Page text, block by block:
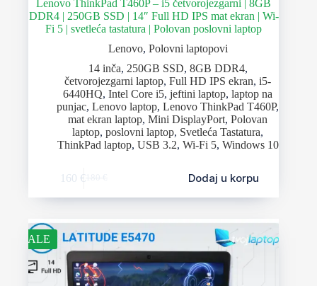
Lenovo ThinkPad T460P – i5 četvorojezgarni | 8GB
DDR4 | 250GB SSD | 14″ Full HD IPS mat ekran | Wi-
Fi 5 | svetleća tastatura | Polovan poslovni laptop
Lenovo, Polovni laptopovi
14 inča, 250GB SSD, 8GB DDR4,
četvorojezgarni laptop,Full HD IPS ekran,i5-
6440HQ,Intel Core i5,jeftini laptop,laptop na
punjac,Lenovo laptop,Lenovo ThinkPad T460P,
mat ekran laptop,Mini DisplayPort,Polovan
laptop,poslovni laptop, Svetleća Tastatura,
ThinkPad laptop, USB 3.2, Wi-Fi 5, Windows 10
160 € Dodaj u korpu
SALE